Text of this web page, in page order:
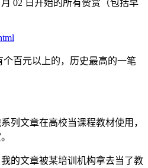
02 日开始的所有赞赏（包括早
个百元以上的，历史最高的一笔
列文章在高校当课程教材使用，
的文章被某培训机构拿去当了教